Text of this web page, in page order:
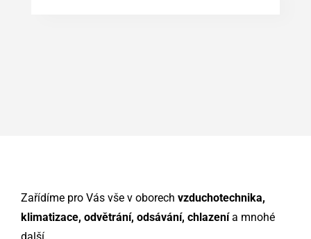
Zařídíme pro Vás vše v oborech vzduchotechnika,
klimatizace, odvětrání, odsávání, chlazenía mnohé